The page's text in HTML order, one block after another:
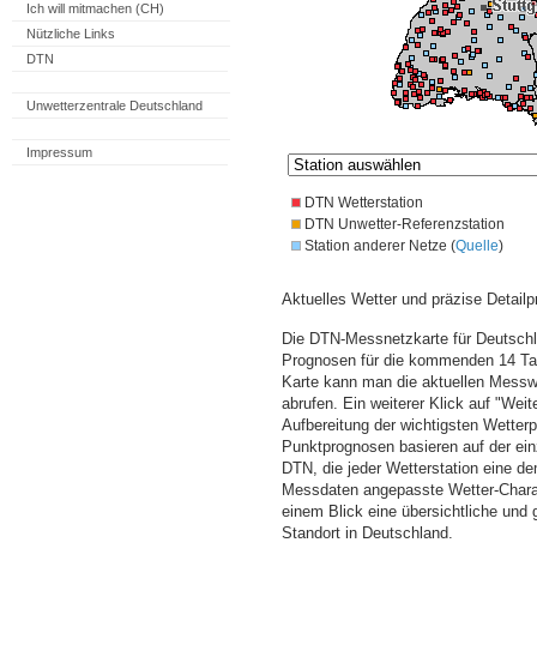
Ich will mitmachen (CH)
Nützliche Links
DTN
Unwetterzentrale Deutschland
Impressum
DTN Wetterstation
DTN Unwetter-Referenzstation
Station anderer Netze (Quelle)
Aktuelles Wetter und präzise
Die DTN-Messnetzkarte für
Prognosen für die kommenden 14
Karte kann man die aktuellen
abrufen. Ein weiterer Klick auf
Aufbereitung der wichtigsten
Punktprognosen basieren auf der
DTN, die jeder Wetterstation eine
Messdaten angepasste Wetter-
einem Blick eine übersichtliche und
Standort in Deutschland.